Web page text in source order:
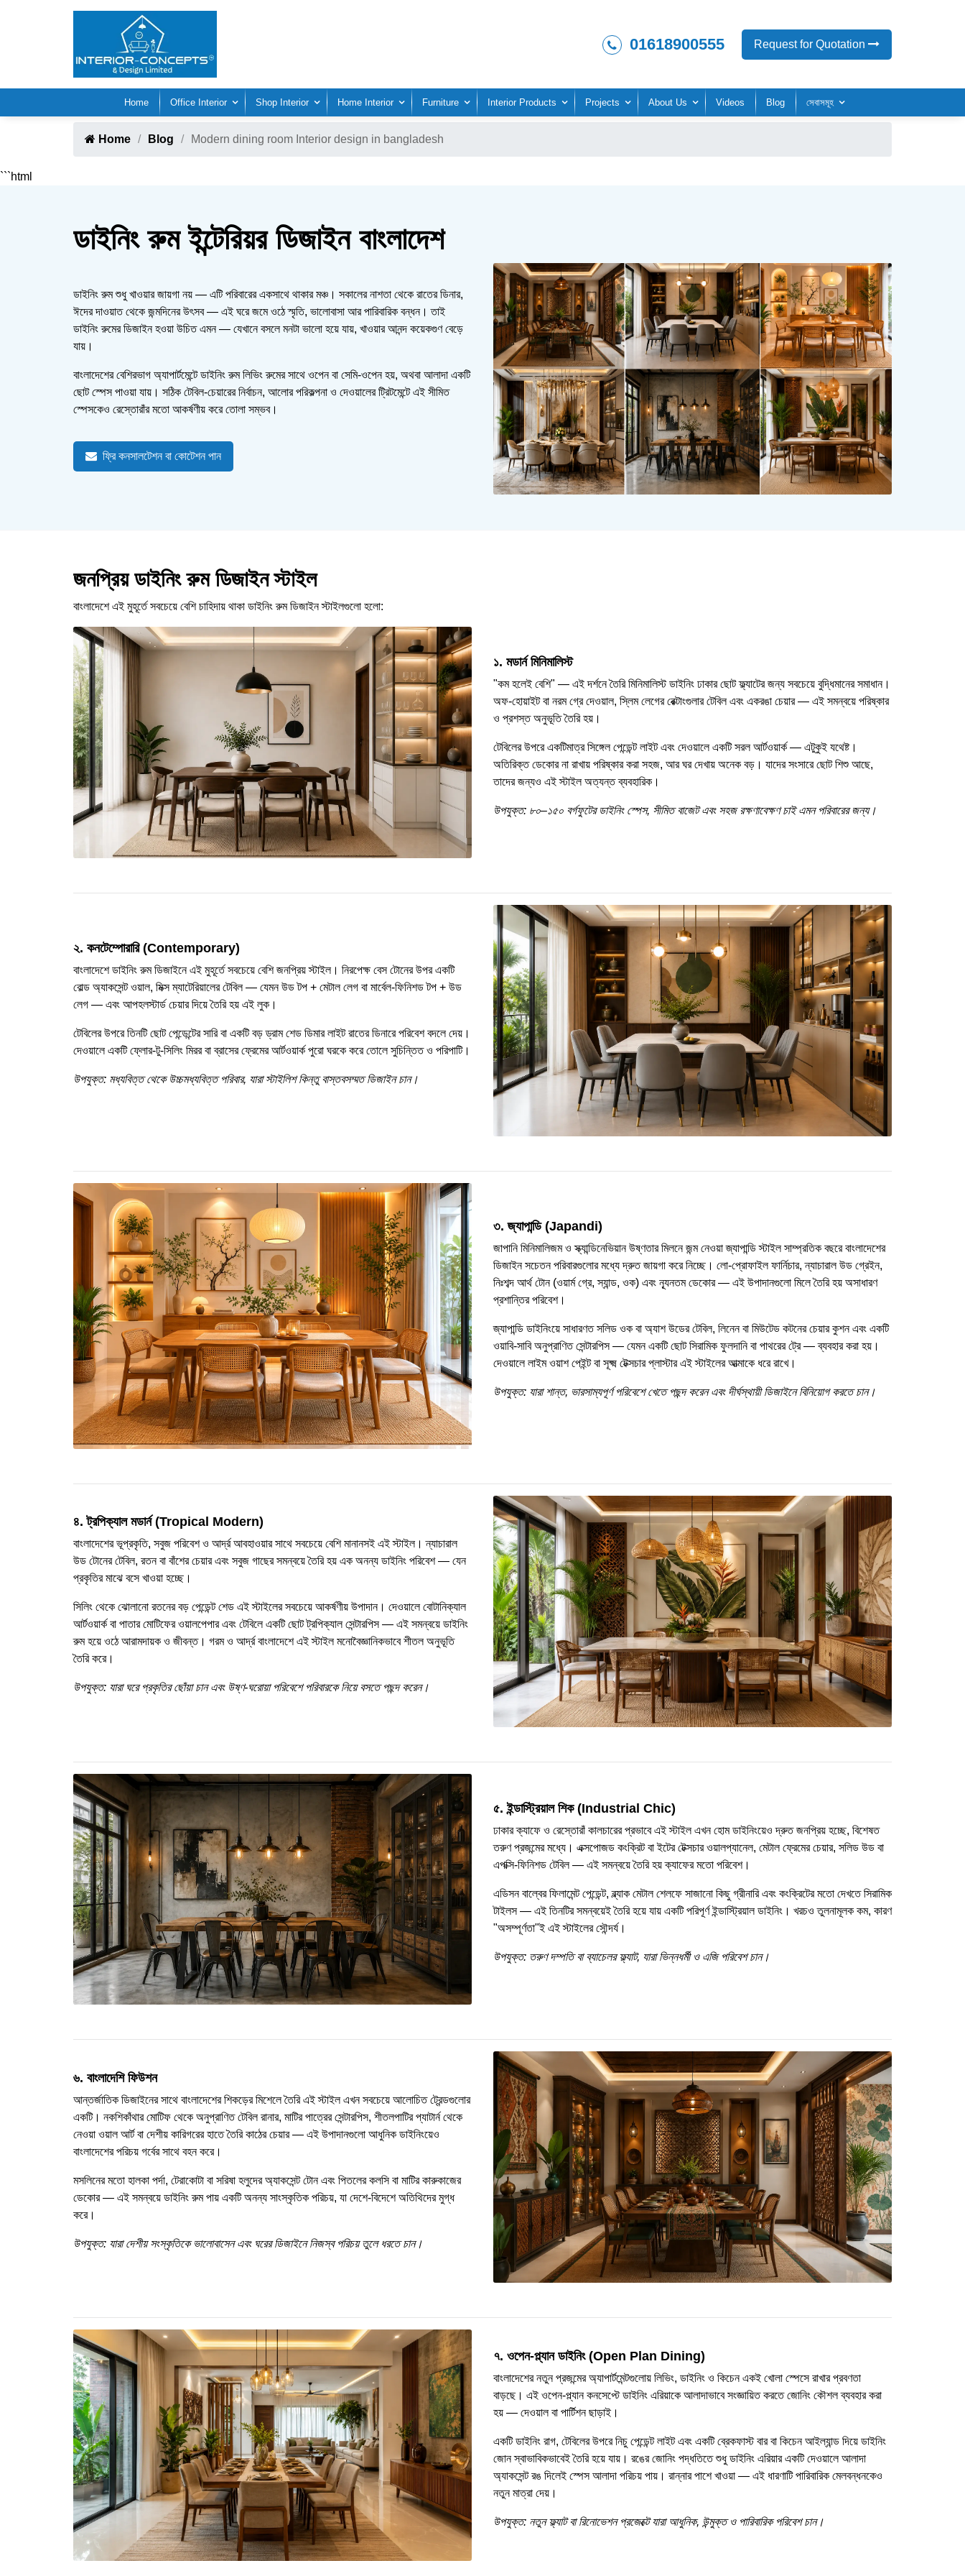
01618900555 Request for Quotation
Home Office Interior Shop Interior Home Interior Furniture Interior Products Projects About Us Videos Blog সেবাসমূহ
Home Blog Modern dining room Interior design in bangladesh
```html
ডাইনিং রুম ইন্টেরিয়র ডিজাইন বাংলাদেশ
ডাইনিং রুম শুধু খাওয়ার জায়গা নয় — এটি পরিবারের একসাথে থাকার মঞ্চ। সকালের নাশতা থেকে রাতের ডিনার,
ঈদের দাওয়াত থেকে জন্মদিনের উৎসব — এই ঘরে জমে ওঠে স্মৃতি, ভালোবাসা আর পারিবারিক বন্ধন। তাই
ডাইনিং রুমের ডিজাইন হওয়া উচিত এমন — যেখানে বসলে মনটা ভালো হয়ে যায়, খাওয়ার আনন্দ কয়েকগুণ বেড়ে
যায়।
বাংলাদেশের বেশিরভাগ অ্যাপার্টমেন্টে ডাইনিং রুম লিভিং রুমের সাথে ওপেন বা সেমি-ওপেন হয়, অথবা আলাদা একটি
ছোট স্পেস পাওয়া যায়। সঠিক টেবিল-চেয়ারের নির্বাচন, আলোর পরিকল্পনা ও দেওয়ালের ট্রিটমেন্টে এই সীমিত
স্পেসকেও রেস্তোরাঁর মতো আকর্ষণীয় করে তোলা সম্ভব।
ফ্রি কনসালটেশন বা কোটেশন পান
জনপ্রিয় ডাইনিং রুম ডিজাইন স্টাইল
বাংলাদেশে এই মুহূর্তে সবচেয়ে বেশি চাহিদায় থাকা ডাইনিং রুম ডিজাইন স্টাইলগুলো হলো:
১. মডার্ন মিনিমালিস্ট
"কম হলেই বেশি" — এই দর্শনে তৈরি মিনিমালিস্ট ডাইনিং ঢাকার ছোট ফ্ল্যাটের জন্য সবচেয়ে বুদ্ধিমানের সমাধান।
অফ-হোয়াইট বা নরম গ্রে দেওয়াল, স্লিম লেগের রেক্টাংগুলার টেবিল এবং একরঙা চেয়ার — এই সমন্বয়ে পরিষ্কার
ও প্রশস্ত অনুভূতি তৈরি হয়।
টেবিলের উপরে একটিমাত্র সিঙ্গেল পেন্ডেন্ট লাইট এবং দেওয়ালে একটি সরল আর্টওয়ার্ক — এটুকুই যথেষ্ট।
অতিরিক্ত ডেকোর না রাখায় পরিষ্কার করা সহজ, আর ঘর দেখায় অনেক বড়। যাদের সংসারে ছোট শিশু আছে,
তাদের জন্যও এই স্টাইল অত্যন্ত ব্যবহারিক।
উপযুক্ত: ৮০–১৫০ বর্গফুটের ডাইনিং স্পেস, সীমিত বাজেট এবং সহজ রক্ষণাবেক্ষণ চাই এমন পরিবারের জন্য।
২. কনটেম্পোরারি (Contemporary)
বাংলাদেশে ডাইনিং রুম ডিজাইনে এই মুহূর্তে সবচেয়ে বেশি জনপ্রিয় স্টাইল। নিরপেক্ষ বেস টোনের উপর একটি
বোল্ড অ্যাকসেন্ট ওয়াল, মিক্স ম্যাটেরিয়ালের টেবিল — যেমন উড টপ + মেটাল লেগ বা মার্বেল-ফিনিশড টপ + উড
লেগ — এবং আপহলস্টার্ড চেয়ার দিয়ে তৈরি হয় এই লুক।
টেবিলের উপরে তিনটি ছোট পেন্ডেন্টের সারি বা একটি বড় ড্রাম শেড ডিমার লাইট রাতের ডিনারে পরিবেশ বদলে দেয়।
দেওয়ালে একটি ফ্লোর-টু-সিলিং মিরর বা ব্রাসের ফ্রেমের আর্টওয়ার্ক পুরো ঘরকে করে তোলে সুচিন্তিত ও পরিপাটি।
উপযুক্ত: মধ্যবিত্ত থেকে উচ্চমধ্যবিত্ত পরিবার, যারা স্টাইলিশ কিন্তু বাস্তবসম্মত ডিজাইন চান।
৩. জ্যাপান্ডি (Japandi)
জাপানি মিনিমালিজম ও স্ক্যান্ডিনেভিয়ান উষ্ণতার মিলনে জন্ম নেওয়া জ্যাপান্ডি স্টাইল সাম্প্রতিক বছরে বাংলাদেশের
ডিজাইন সচেতন পরিবারগুলোর মধ্যে দ্রুত জায়গা করে নিচ্ছে। লো-প্রোফাইল ফার্নিচার, ন্যাচারাল উড গ্রেইন,
নিঃশব্দ আর্থ টোন (ওয়ার্ম গ্রে, স্যান্ড, ওক) এবং ন্যূনতম ডেকোর — এই উপাদানগুলো মিলে তৈরি হয় অসাধারণ
প্রশান্তির পরিবেশ।
জ্যাপান্ডি ডাইনিংয়ে সাধারণত সলিড ওক বা অ্যাশ উডের টেবিল, লিনেন বা মিউটেড কটনের চেয়ার কুশন এবং একটি
ওয়াবি-সাবি অনুপ্রাণিত সেন্টারপিস — যেমন একটি ছোট সিরামিক ফুলদানি বা পাথরের ট্রে — ব্যবহার করা হয়।
দেওয়ালে লাইম ওয়াশ পেইন্ট বা সূক্ষ্ম টেক্সচার প্লাস্টার এই স্টাইলের আত্মাকে ধরে রাখে।
উপযুক্ত: যারা শান্ত, ভারসাম্যপূর্ণ পরিবেশে খেতে পছন্দ করেন এবং দীর্ঘস্থায়ী ডিজাইনে বিনিয়োগ করতে চান।
৪. ট্রপিক্যাল মডার্ন (Tropical Modern)
বাংলাদেশের ভূপ্রকৃতি, সবুজ পরিবেশ ও আর্দ্র আবহাওয়ার সাথে সবচেয়ে বেশি মানানসই এই স্টাইল। ন্যাচারাল
উড টোনের টেবিল, রতন বা বাঁশের চেয়ার এবং সবুজ গাছের সমন্বয়ে তৈরি হয় এক অনন্য ডাইনিং পরিবেশ — যেন
প্রকৃতির মাঝে বসে খাওয়া হচ্ছে।
সিলিং থেকে ঝোলানো রতনের বড় পেন্ডেন্ট শেড এই স্টাইলের সবচেয়ে আকর্ষণীয় উপাদান। দেওয়ালে বোটানিক্যাল
আর্টওয়ার্ক বা পাতার মোটিফের ওয়ালপেপার এবং টেবিলে একটি ছোট ট্রপিক্যাল সেন্টারপিস — এই সমন্বয়ে ডাইনিং
রুম হয়ে ওঠে আরামদায়ক ও জীবন্ত। গরম ও আর্দ্র বাংলাদেশে এই স্টাইল মনোবৈজ্ঞানিকভাবে শীতল অনুভূতি
তৈরি করে।
উপযুক্ত: যারা ঘরে প্রকৃতির ছোঁয়া চান এবং উষ্ণ-ঘরোয়া পরিবেশে পরিবারকে নিয়ে বসতে পছন্দ করেন।
৫. ইন্ডাস্ট্রিয়াল শিক (Industrial Chic)
ঢাকার ক্যাফে ও রেস্তোরাঁ কালচারের প্রভাবে এই স্টাইল এখন হোম ডাইনিংয়েও দ্রুত জনপ্রিয় হচ্ছে, বিশেষত
তরুণ প্রজন্মের মধ্যে। এক্সপোজড কংক্রিট বা ইটের টেক্সচার ওয়ালপ্যানেল, মেটাল ফ্রেমের চেয়ার, সলিড উড বা
এপক্সি-ফিনিশড টেবিল — এই সমন্বয়ে তৈরি হয় ক্যাফের মতো পরিবেশ।
এডিসন বাল্বের ফিলামেন্ট পেন্ডেন্ট, ব্ল্যাক মেটাল শেলফে সাজানো কিছু গ্রীনারি এবং কংক্রিটের মতো দেখতে সিরামিক
টাইলস — এই তিনটির সমন্বয়েই তৈরি হয়ে যায় একটি পরিপূর্ণ ইন্ডাস্ট্রিয়াল ডাইনিং। খরচও তুলনামূলক কম, কারণ
"অসম্পূর্ণতা"ই এই স্টাইলের সৌন্দর্য।
উপযুক্ত: তরুণ দম্পতি বা ব্যাচেলর ফ্ল্যাট, যারা ভিন্নধর্মী ও এজি পরিবেশ চান।
৬. বাংলাদেশি ফিউশন
আন্তর্জাতিক ডিজাইনের সাথে বাংলাদেশের শিকড়ের মিশেলে তৈরি এই স্টাইল এখন সবচেয়ে আলোচিত ট্রেন্ডগুলোর
একটি। নকশিকাঁথার মোটিফ থেকে অনুপ্রাণিত টেবিল রানার, মাটির পাত্রের সেন্টারপিস, শীতলপাটির প্যাটার্ন থেকে
নেওয়া ওয়াল আর্ট বা দেশীয় কারিগরের হাতে তৈরি কাঠের চেয়ার — এই উপাদানগুলো আধুনিক ডাইনিংয়েও
বাংলাদেশের পরিচয় গর্বের সাথে বহন করে।
মসলিনের মতো হালকা পর্দা, টেরাকোটা বা সরিষা হলুদের অ্যাকসেন্ট টোন এবং পিতলের কলসি বা মাটির কারুকাজের
ডেকোর — এই সমন্বয়ে ডাইনিং রুম পায় একটি অনন্য সাংস্কৃতিক পরিচয়, যা দেশে-বিদেশে অতিথিদের মুগ্ধ
করে।
উপযুক্ত: যারা দেশীয় সংস্কৃতিকে ভালোবাসেন এবং ঘরের ডিজাইনে নিজস্ব পরিচয় তুলে ধরতে চান।
৭. ওপেন-প্ল্যান ডাইনিং (Open Plan Dining)
বাংলাদেশের নতুন প্রজন্মের অ্যাপার্টমেন্টগুলোয় লিভিং, ডাইনিং ও কিচেন একই খোলা স্পেসে রাখার প্রবণতা
বাড়ছে। এই ওপেন-প্ল্যান কনসেপ্টে ডাইনিং এরিয়াকে আলাদাভাবে সংজ্ঞায়িত করতে জোনিং কৌশল ব্যবহার করা
হয় — দেওয়াল বা পার্টিশন ছাড়াই।
একটি ডাইনিং রাগ, টেবিলের উপরে নিচু পেন্ডেন্ট লাইট এবং একটি ব্রেকফাস্ট বার বা কিচেন আইল্যান্ড দিয়ে ডাইনিং
জোন স্বাভাবিকভাবেই তৈরি হয়ে যায়। রঙের জোনিং পদ্ধতিতে শুধু ডাইনিং এরিয়ার একটি দেওয়ালে আলাদা
অ্যাকসেন্ট রঙ দিলেই স্পেস আলাদা পরিচয় পায়। রান্নার পাশে খাওয়া — এই ধারণাটি পারিবারিক মেলবন্ধনকেও
নতুন মাত্রা দেয়।
উপযুক্ত: নতুন ফ্ল্যাট বা রিনোভেশন প্রজেক্টে যারা আধুনিক, উন্মুক্ত ও পারিবারিক পরিবেশ চান।